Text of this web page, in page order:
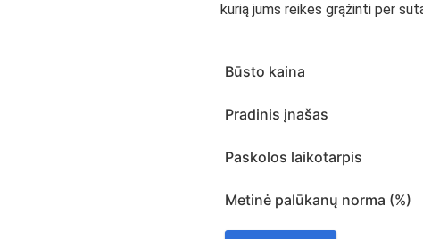
kurią jums reikės grąžinti per
Būsto kaina
Pradinis įnašas
Paskolos laikotarpis
Metinė palūkanų norma (%)